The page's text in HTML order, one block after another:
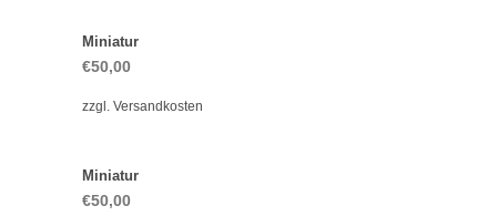
Miniatur
€50,00
zzgl. Versandkosten
Miniatur
€50,00